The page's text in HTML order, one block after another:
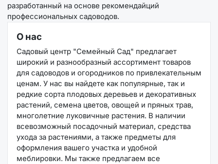
разработанный на основе рекомендайций
профессиональных садоводов.
О нас
Садовый центр "Семейный Сад" предлагает
широкий и разнообразный ассортимент товаров
для садоводов и огородников по привлекательным
ценам. У нас вы найдете как популярные, так и
редкие сорта плодовых деревьев и декоративных
растений, семена цветов, овощей и пряных трав,
многолетние луковичные растения. В наличии
всевозможный посадочный материал, средства
ухода за растениями, а также предметы для
оформления вашего участка и удобной
меблировки. Мы также предлагаем все